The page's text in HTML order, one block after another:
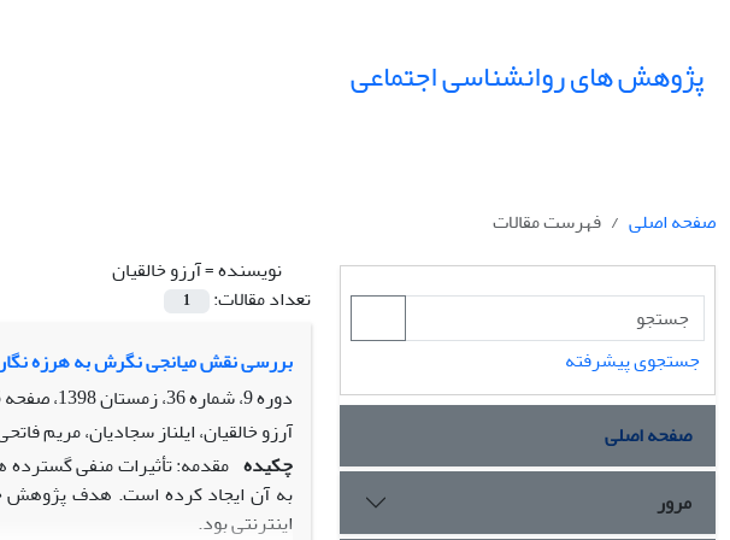
پژوهش های روانشناسی اجتماعی
صفحه اصلی
فهرست مقالات
نویسنده =آرزو خالقیان
تعداد مقالات:
1
بررسی نقش میانجی نگرش به هرزه
دوره 9، شماره 36، زمستان 1398، صفحه
آرزو خالقیان، ایلناز سجادیان، مریم
چکیده مقدمه: تأثیرات منفی
به آن ایجاد کرده است. هدف پژوهش
اینترنتی بود.
جستجوی پیشرفته
صفحه اصلی
مرور